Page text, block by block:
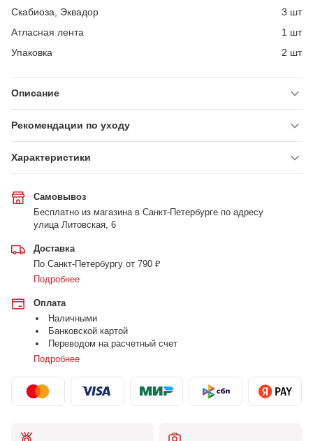
Скабиоза, Эквадор
3 шт
Атласная лента
1 шт
Упаковка
2 шт
Описание
Рекомендации по уходу
Характеристики
Самовывоз
Бесплатно из магазина в Санкт-Петербурге по адресу
улица Литовская, 6
Доставка
По Санкт-Петербургу от 790 ₽
Подробнее
Оплата
Наличными
Банковской картой
Переводом на расчетный счет
Подробнее